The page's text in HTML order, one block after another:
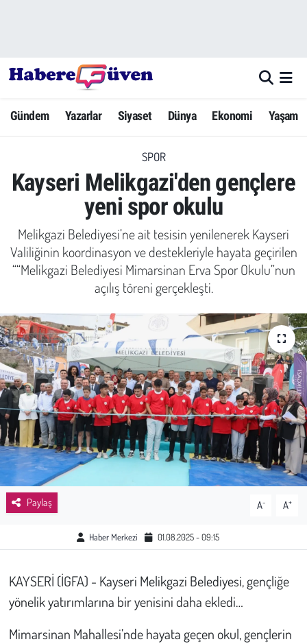
Gündem Yazarlar Siyaset Dünya Ekonomi Yaşam
SPOR
Kayseri Melikgazi'den gençlere
yeni spor okulu
Melikgazi Belediyesi’ne ait tesisin yenilenerek Kayseri
Valiliğinin koordinasyon ve destekleriyle hayata geçirilen
““Melikgazi Belediyesi Mimarsinan Erva Spor Okulu”nun
açılış töreni gerçekleşti.
Paylaş A- A+
Haber Merkezi 01.08.2025 - 09:15
KAYSERİ (İGFA) - Kayseri Melikgazi Belediyesi, gençliğe
yönelik yatırımlarına bir yenisini daha ekledi…
Mimarsinan Mahallesi’nde hayata geçen okul, gençlerin
Yazarlar
Dünya
Ekonomi
Yaşam
Yerel Haberler
Sağlık
Kadın
Emek
Spor
Çocuk
Kültür Sanat
Bilim - Teknoloji
İnsan Hakları
Hayvan Hakları
Hava Durumu
Trafik Durumu
Süper Lig Puan Durumu ve Fikstür
Tüm Manşetler
Son Dakika Haberleri
Haber Arşivi